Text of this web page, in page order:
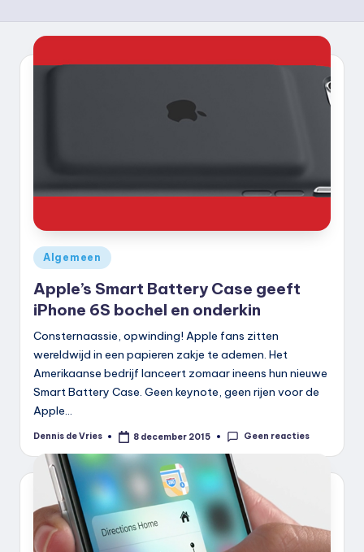
r
e
Geplaatst
in
Algemeen
Apple’s Smart Battery Case geeft
iPhone 6S bochel en onderkin
Consternaassie, opwinding! Apple fans zitten
wereldwijd in een papieren zakje te ademen. Het
Amerikaanse bedrijf lanceert zomaar ineens hun nieuwe
Smart Battery Case. Geen keynote, geen rijen voor de
Apple…
Geplaatst
Dennis de Vries 8 december 2015 Geen reacties